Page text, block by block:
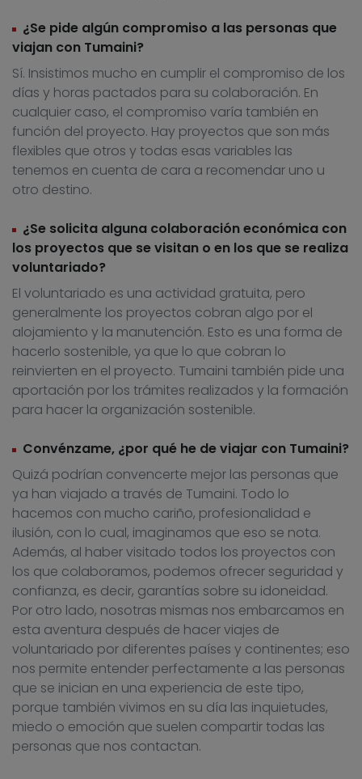
¿Se pide algún compromiso a las personas que
viajan con Tumaini?
Sí. Insistimos mucho en cumplir el compromiso de los
días y horas pactados para su colaboración. En
cualquier caso, el compromiso varía también en
función del proyecto. Hay proyectos que son más
flexibles que otros y todas esas variables las
tenemos en cuenta de cara a recomendar uno u
otro destino.
¿Se solicita alguna colaboración económica con
los proyectos que se visitan o en los que se realiza
voluntariado?
El voluntariado es una actividad gratuita, pero
generalmente los proyectos cobran algo por el
alojamiento y la manutención. Esto es una forma de
hacerlo sostenible, ya que lo que cobran lo
reinvierten en el proyecto. Tumaini también pide una
aportación por los trámites realizados y la formación
para hacer la organización sostenible.
Convénzame, ¿por qué he de viajar con Tumaini?
Quizá podrían convencerte mejor las personas que
ya han viajado a través de Tumaini. Todo lo
hacemos con mucho cariño, profesionalidad e
ilusión, con lo cual, imaginamos que eso se nota.
Además, al haber visitado todos los proyectos con
los que colaboramos, podemos ofrecer seguridad y
confianza, es decir, garantías sobre su idoneidad.
Por otro lado, nosotras mismas nos embarcamos en
esta aventura después de hacer viajes de
voluntariado por diferentes países y continentes; eso
nos permite entender perfectamente a las personas
que se inician en una experiencia de este tipo,
porque también vivimos en su día las inquietudes,
miedo o emoción que suelen compartir todas las
personas que nos contactan.